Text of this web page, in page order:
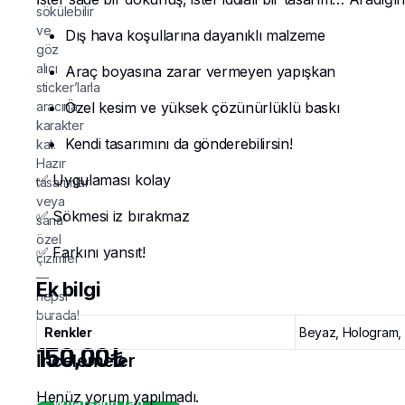
sökülebilir
ve
göz
alıcı
sticker’larla
aracına
karakter
kat.
Hazır
tasarımlar
veya
sana
özel
çizimler
—
hepsi
burada!
150,00₺
Dış hava koşullarına dayanıklı malzeme
Araç boyasına zarar vermeyen yapışkan
Özel kesim ve yüksek çözünürlüklü baskı
Kendi tasarımını da gönderebilirsin!
✅ Uygulaması kolay
✅ Sökmesi iz bırakmaz
✅ Farkını yansıt!
Ek bilgi
Renkler Beyaz, Hologram,
İncelemeler
Henüz yorum yapılmadı.